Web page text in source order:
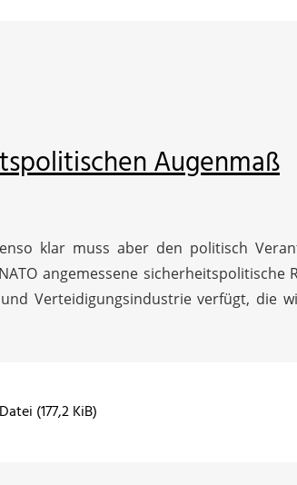
Augenmaß
klar muss aber den politisch
angemessene sicherheitspolitische
Verteidigungsindustrie verfügt, die
(177,2 KiB)